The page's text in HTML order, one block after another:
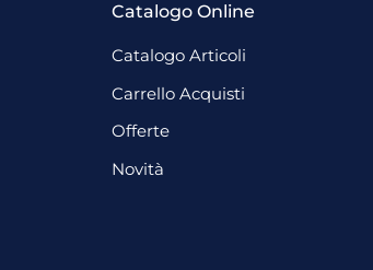
Catalogo Online
Catalogo Articoli
Carrello Acquisti
Offerte
Novità